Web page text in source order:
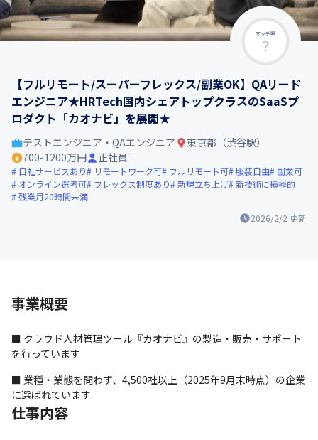
マッチ率
【フルリモート/スーパーフレックス/副業OK】QAリード
エンジニア★HRTech国内シェアトップクラスのSaaSプ
ロダクト「カオナビ」を展開★
2026/2/2 更新
テストエンジニア・QAエンジニア
東京都（渋谷駅）
700-1200万円
正社員
自社サービスあり リモートワーク可 フルリモート可 服装自由
副業可
オンライン選考可
フレックス制度あり 新規立ち上げ 新技術に積極的
残業月20時間未満
事業概要
■ クラウド人材管理ツール『カオナビ』の製造・販売・サポート
を行っています
■ 業種・業態を問わず、4,500社以上（2025年9月末時点）の企業
に選ばれています
仕事内容